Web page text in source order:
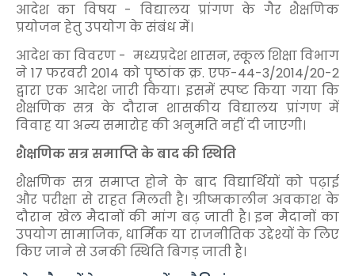
आदेश का विषय - विद्यालय प्रांगण के गैर शैक्षणिक
प्रयोजन हेतु उपयोग के संबंध में।
आदेश का विवरण - मध्यप्रदेश शासन, स्कूल शिक्षा विभाग
ने 17 फरवरी 2014 को पृष्ठांक क्र. एफ-44-3/2014/20-2
द्वारा एक आदेश जारी किया। इसमें स्पष्ट किया गया कि
शैक्षणिक सत्र के दौरान शासकीय विद्यालय प्रांगण में
विवाह या अन्य समारोह की अनुमति नहीं दी जाएगी।
शैक्षणिक सत्र समाप्ति के बाद की स्थिति
शैक्षणिक सत्र समाप्त होने के बाद विद्यार्थियों को पढ़ाई
और परीक्षा से राहत मिलती है। ग्रीष्मकालीन अवकाश के
दौरान खेल मैदानों की मांग बढ़ जाती है। इन मैदानों का
उपयोग सामाजिक, धार्मिक या राजनीतिक उद्देश्यों के लिए
किए जाने से उनकी स्थिति बिगड़ जाती है।